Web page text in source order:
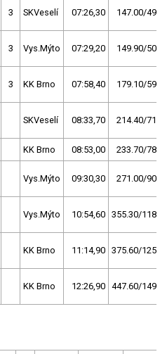
3 SKVeselí 07:26,30 147.00/49,1
3 Vys.Mýto 07:29,20 149.90/50,1
3 KK Brno 07:58,40 179.10/59,8
SKVeselí 08:33,70 214.40/71,6
KK Brno 08:53,00 233.70/78,1
Vys.Mýto 09:30,30 271.00/90,5
Vys.Mýto 10:54,60 355.30/118,7
KK Brno 11:14,90 375.60/125,5
KK Brno 12:26,90 447.60/149,5